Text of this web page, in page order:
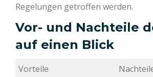
Regelungen getroffen werden.
Vor- und Nachteile
auf einen Blick
Vorteile